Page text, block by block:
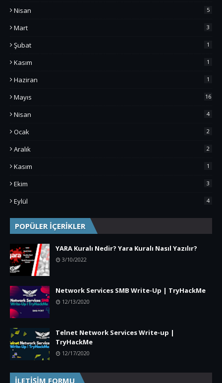
Nisan 5
Mart 3
Şubat 1
Kasım 1
Haziran 1
Mayıs 16
Nisan 4
Ocak 2
Aralık 2
Kasım 1
Ekim 3
Eylül 4
POPÜLER İÇERİKLER
YARA Kuralı Nedir? Yara Kuralı Nasıl Yazılır?
3/10/2022
Network Services SMB Write-Up | TryHackMe
12/13/2020
Telnet Network Services Write-up |
TryHackMe
12/17/2020
İLETİŞİM FORMU